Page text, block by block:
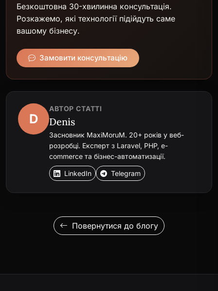
Безкоштовна 30-хвилинна консультація.
Розкажемо, які технології підійдуть саме
вашому бізнесу.
Замовити консультацію
D
АВТОР СТАТТІ
Denis
Засновник MaxiMoruM. 20+ років у веб-
розробці. Експерт з Laravel, PHP, e-
commerce та бізнес-автоматизації.
LinkedIn Telegram
Повернутися до блогу